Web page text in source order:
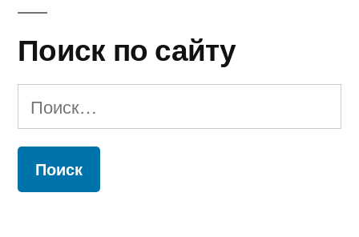
Поиск по сайту
Найти: